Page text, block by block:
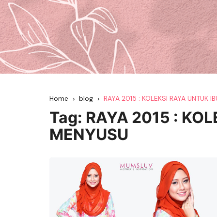
Home blog RAYA 2015 : KOLEKSI RAYA UNTUK
Tag: RAYA 2015 :
MENYUSU